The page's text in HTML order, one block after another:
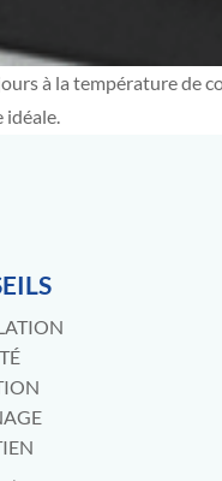
à la température
idéale.